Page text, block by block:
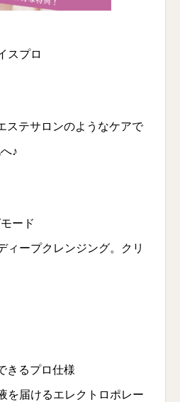
スプロ
テサロンのようなケアで
♪
ード
ィープクレンジング。クリ
きるプロ仕様
を届けるエレクトロポレー